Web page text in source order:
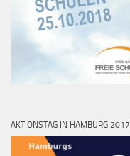
AKTIONSTAG IN HAMBURG 2017